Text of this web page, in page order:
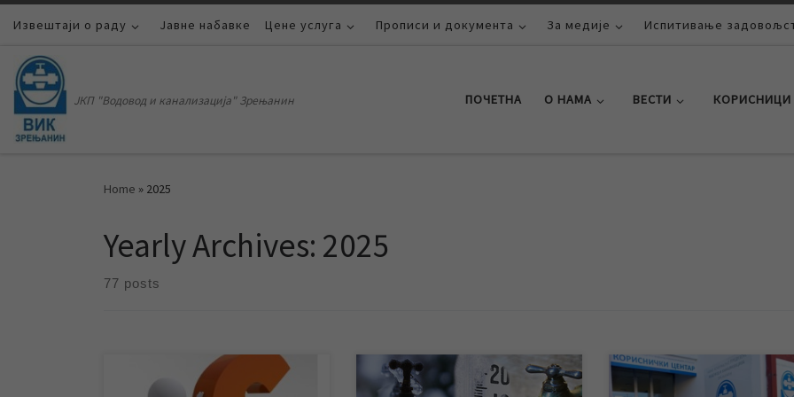
Skip to content
Извештаји о раду Јавне набавке Цене услуга Прописи и документа За медије Испитивање
ЈКП "Водовод и канализација" Зрењанин ПОЧЕТНА О НАМА ВЕСТИ КОРИСНИЦИ
Home » 2025
Yearly Archives: 2025
77 posts
Испитивање задовољства
У зимском периоду адекватна
Током новогодишњих празника